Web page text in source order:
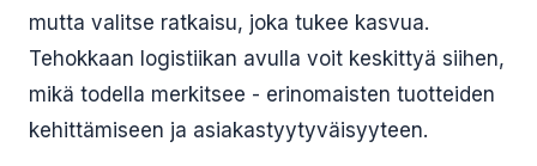
mutta valitse ratkaisu, joka tukee kasvua.
Tehokkaan logistiikan avulla voit keskittyä siihen,
mikä todella merkitsee - erinomaisten tuotteiden
kehittämiseen ja asiakastyytyväisyyteen.